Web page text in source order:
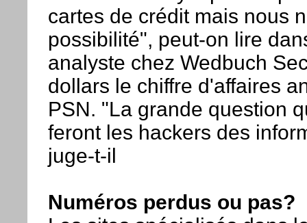
cartes de crédit mais nous
possibilité", peut-on lire
analyste chez Wedbuch
dollars le chiffre d'affaires
PSN. "La grande question
feront les hackers des
juge-t-il
Numéros perdus ou pas?